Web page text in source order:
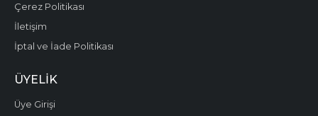
Çerez Politikası
İletişim
İptal ve İade Politikası
ÜYELIK
Üye Girişi